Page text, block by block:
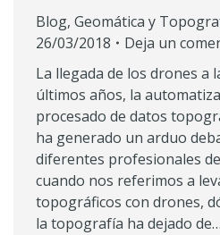
Blog, Geomática y
26/03/2018
Deja un
La llegada de los drones a
últimos años, la
procesado de datos
ha generado un arduo
diferentes profesionales
cuando nos referimos a
topográficos con drones,
la topografía ha dejado de…